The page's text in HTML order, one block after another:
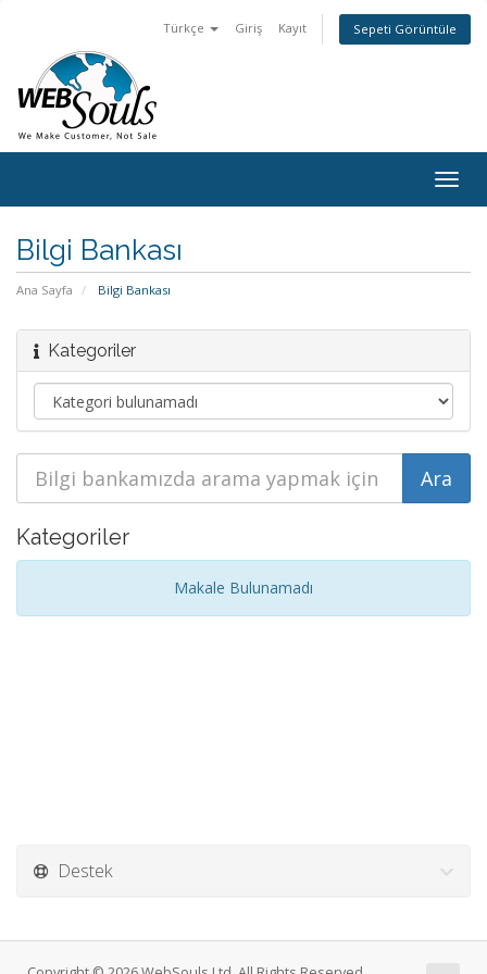
Türkçe Giriş Kayıt Sepeti Görüntüle
Bilgi Bankası
Ana Sayfa Bilgi Bankası
Kategoriler
Kategoriler
Makale Bulunamadı
Destek